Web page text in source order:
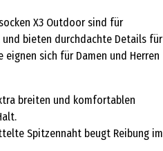
X3 Outdoor sind für
bieten durchdachte Details für
eignen sich für Damen und Herren
breiten und komfortablen
Spitzennaht beugt Reibung im